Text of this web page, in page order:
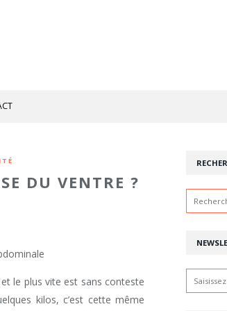
DU VENTRE ?
le plus vite est sans conteste
kilos, c’est cette même